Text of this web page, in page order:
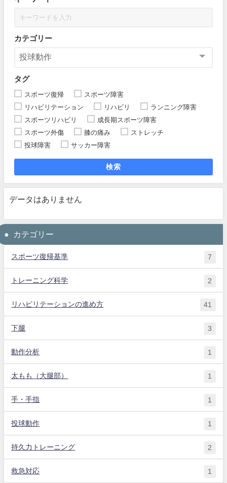
カテゴリー
タグ
スポーツ復帰
スポーツ障害
リハビリテーション
リハビリ
ランニング障害
スポーツリハビリ
成長期スポーツ障害
スポーツ外傷
膝の痛み
ストレッチ
投球障害
サッカー障害
検索
データはありません
カテゴリー
スポーツ復帰基準 7
トレーニング科学 2
リハビリテーションの進め方 41
下腿 3
動作分析 1
太もも（大腿部） 1
手・手指 1
投球動作 1
持久力トレーニング 2
救急対応 1